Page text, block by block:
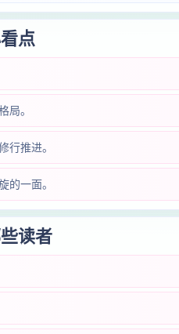
点
局。
行推进。
的一面。
读者